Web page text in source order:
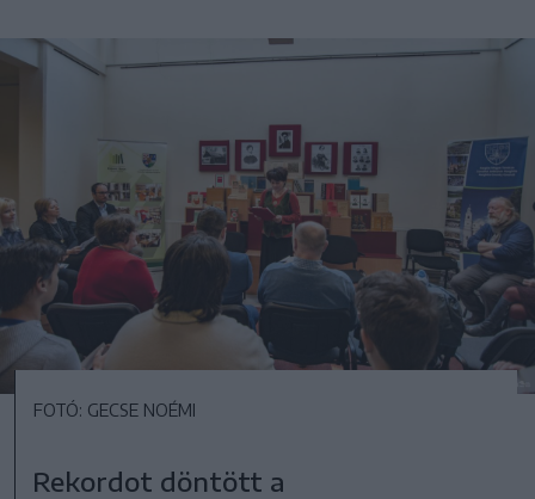
FOTÓ: GECSE NOÉMI
Rekordot döntött a